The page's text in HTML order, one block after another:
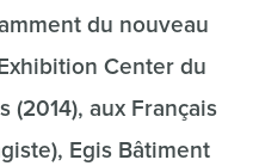
du nouveau
Center du
(2014), aux Français
Egis Bâtiment